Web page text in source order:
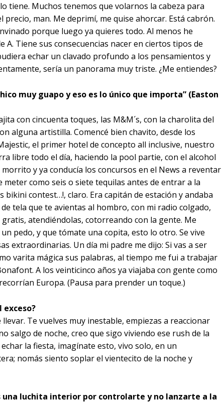
tiene. Muchos tenemos que volarnos la cabeza para
precio, man. Me deprimí, me quise ahorcar. Está cabrón.
porque luego ya quieres todo. Al menos he
Tiene sus consecuencias nacer en ciertos tipos de
echar un clavado profundo a los pensamientos y
sería un panorama muy triste. ¿Me entiendes?
muy guapo y eso es lo único que importa” (Easton
con cincuenta toques, las M&M´s, con la charolita del
alguna artistilla. Comencé bien chavito, desde los
el primer hotel de concepto all inclusive, nuestro
libre todo el día, haciendo la pool partie, con el alcohol
y ya conducía los concursos en el News a reventar
como seis o siete tequilas antes de entrar a la
bikini contest…!, claro. Era capitán de estación y andaba
tela que te avientas al hombro, con mi radio colgado,
atendiéndolas, cotorreando con la gente. Me
pedo, y que tómate una copita, esto lo otro. Se vive
extraordinarias. Un día mi padre me dijo: Si vas a ser
varita mágica sus palabras, al tiempo me fui a trabajar
A los veinticinco años ya viajaba con gente como
Europa. (Pausa para prender un toque.)
exceso?
Te vuelves muy inestable, empiezas a reaccionar
salgo de noche, creo que sigo viviendo ese rush de la
la fiesta, imagínate esto, vivo solo, en un
nomás siento soplar el vientecito de la noche y
una luchita interior por controlarte y no lanzarte a la